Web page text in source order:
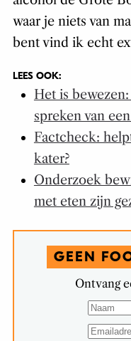
waar je niets van
bent vind ik echt
LEES OOK:
Het is
spreken van
Factcheck:
kater?
Onderzoek
met eten zijn
GEEN
Ontvang